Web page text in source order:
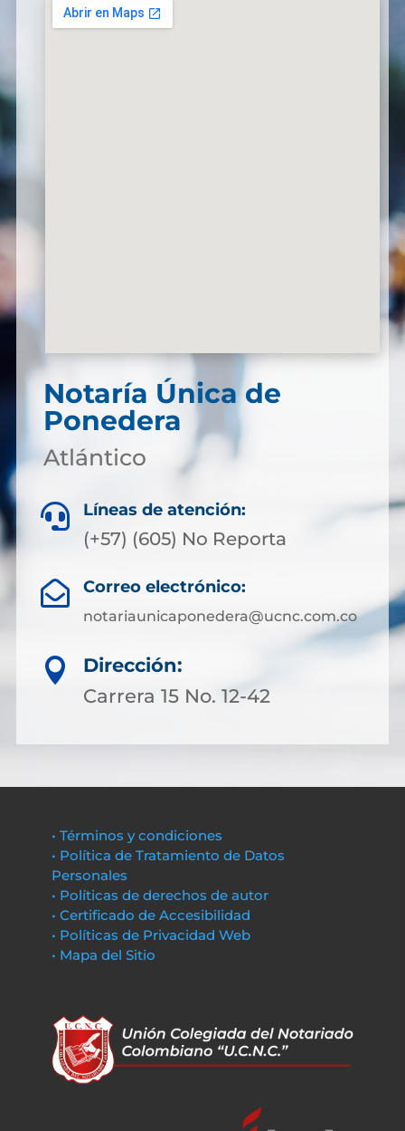
Notaría Única de
Ponedera
Atlántico
 Líneas de atención:
(+57) (605) No Reporta
 Correo electrónico:
notariaunicaponedera@ucnc.com.co

Dirección:
Carrera 15 No. 12-42
• Términos y condiciones
• Política de Tratamiento de Datos
Personales
• Políticas de derechos de autor
• Certificado de Accesibilidad
• Políticas de Privacidad Web
• Mapa del Sitio